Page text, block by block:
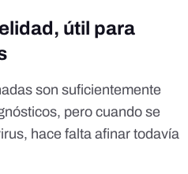
útil para
son suficientemente
pero cuando se
hace falta afinar todavía